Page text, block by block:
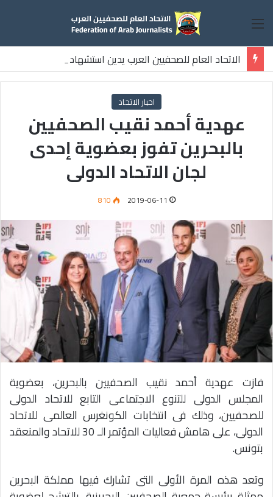
القائمة
الاتحاد العام للصحفيين العرب يدين استشهاد
ثلاثة صحفيين فلسطينيين باستهداف إسرائيلي وسط قطاع غزة
اخبار الاتحاد
عهدية أحمد نقيب الصحفيين
بالبحرين تفوز بعضوية إحدى
لجان الاتحاد الدولى
2019-06-11
810
فازت عهدية أحمد نقيب الصحفيين بالبحرين، بعضوية
المجلس الدولى للتنوع الاجتماعى التابع للاتحاد الدولى
للصحفيين، وذلك فى انتخابات الكونغرس العالمى للاتحاد
الدولى، على هامش فعاليات المؤتمر الـ 30 للاتحاد والمنعقد
بتونس.
وتعد هذه المرة الأولى التى تشارك فيها مملكة البحرين